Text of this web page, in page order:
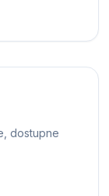
dostupne